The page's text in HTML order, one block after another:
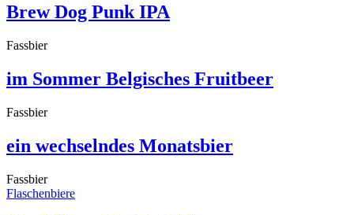
Brew Dog Punk IPA
Fassbier
im Sommer Belgisches Fruitbeer
Fassbier
ein wechselndes Monatsbier
Fassbier
Flaschenbiere